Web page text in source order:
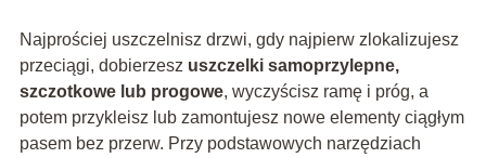
Najprościej uszczelnisz drzwi, gdy najpierw zlokalizujesz
przeciągi, dobierzesz uszczelki samoprzylepne,
szczotkowe lub progowe, wyczyścisz ramę i próg, a
potem przykleisz lub zamontujesz nowe elementy ciągłym
pasem bez przerw. Przy podstawowych narzędziach